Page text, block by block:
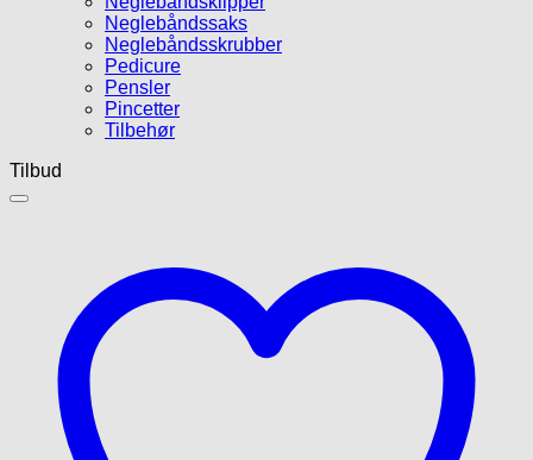
Neglebåndssaks
Neglebåndsskrubber
Pedicure
Pensler
Pincetter
Tilbehør
Tilbud